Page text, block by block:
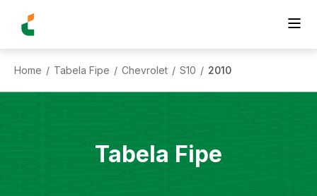
Home / Tabela Fipe / Chevrolet / S10 / 2010
Tabela Fipe